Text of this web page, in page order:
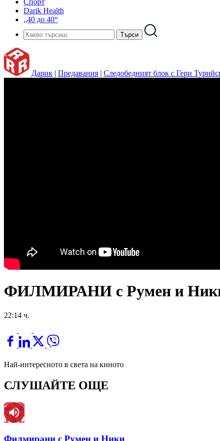
Спорт
Darik Health
„40 до 40“
Дарик | Предавания | Следобедният блок с Гери
ФИЛМИРАНИ с Румен и
22:14 ч.
Най-интересното в света на киното
СЛУШАЙТЕ ОЩЕ